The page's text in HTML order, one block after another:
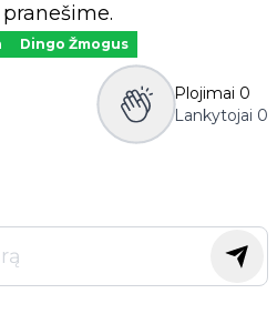
Dingo Žmogus
Plojimai 0
Lankytojai 0